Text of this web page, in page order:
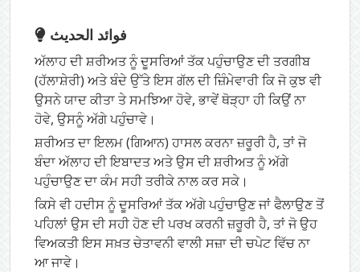
فوائد الحديث
ਅੱਲਾਹ ਦੀ ਸ਼ਰੀਅਤ ਨੂੰ ਦੂਸਰਿਆਂ ਤੱਕ ਪਹੁੰਚਾਉਣ ਦੀ ਤਰਗੀਬ
(ਹੱਲਾਸ਼ੇਰੀ) ਅਤੇ ਬੰਦੇ ਉੱਤੇ ਇਸ ਗੱਲ ਦੀ ਜ਼ਿੰਮੇਵਾਰੀ ਕਿ ਜੋ ਕੁਝ ਵੀ
ਉਸਨੇ ਯਾਦ ਕੀਤਾ ਤੇ ਸਮਝਿਆ ਹੋਵੇ, ਭਾਵੇਂ ਥੋੜ੍ਹਾ ਹੀ ਕਿਉਂ ਨਾ
ਹੋਵੇ, ਉਸਨੂੰ ਅੱਗੇ ਪਹੁੰਚਾਵੇ।
ਸ਼ਰੀਅਤ ਦਾ ਇਲਮ (ਗਿਆਨ) ਹਾਸਲ ਕਰਨਾ ਜ਼ਰੂਰੀ ਹੈ, ਤਾਂ ਜੋ
ਬੰਦਾ ਅੱਲਾਹ ਦੀ ਇਬਾਦਤ ਅਤੇ ਉਸ ਦੀ ਸ਼ਰੀਅਤ ਨੂੰ ਅੱਗੇ
ਪਹੁੰਚਾਉਣ ਦਾ ਕੰਮ ਸਹੀ ਤਰੀਕੇ ਨਾਲ ਕਰ ਸਕੇ।
ਕਿਸੇ ਵੀ ਹਦੀਸ ਨੂੰ ਦੂਸਰਿਆਂ ਤੱਕ ਅੱਗੇ ਪਹੁੰਚਾਉਣ ਜਾਂ ਫੈਲਾਉਣ ਤੋਂ
ਪਹਿਲਾਂ ਉਸ ਦੀ ਸਹੀ ਹੋਣ ਦੀ ਪਰਖ ਕਰਨੀ ਜ਼ਰੂਰੀ ਹੈ, ਤਾਂ ਜੋ ਉਹ
ਵਿਅਕਤੀ ਇਸ ਸਖ਼ਤ ਚੇਤਾਵਨੀ ਵਾਲੀ ਸਜ਼ਾ ਦੀ ਚਪੇਟ ਵਿੱਚ ਨਾ
ਆ ਜਾਵੇ।